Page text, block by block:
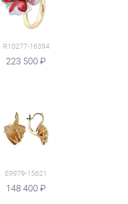
R10277-16394
223 500
E9979-15621
148 400